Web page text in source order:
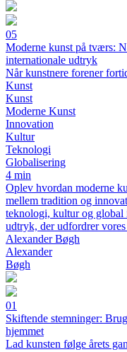
05
Moderne kunst på tværs:
internationale udtryk
Når kunstnere forener
Kunst
Kunst
Moderne Kunst
Innovation
Kultur
Teknologi
Globalisering
4 min
Oplev hvordan moderne
mellem tradition og
teknologi, kultur og global
udtryk, der udfordrer
Alexander Bøgh
Alexander
Bøgh
01
Skiftende stemninger:
hjemmet
Lad kunsten følge årets